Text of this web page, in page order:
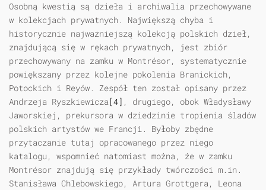
Osobną kwestią są dzieła i archiwalia przechowywane
w kolekcjach prywatnych. Największą chyba i
historycznie najważniejszą kolekcją polskich dzieł,
znajdującą się w rękach prywatnych, jest zbiór
przechowywany na zamku w Montrésor, systematycznie
powiększany przez kolejne pokolenia Branickich,
Potockich i Reyów. Zespół ten został opisany przez
Andrzeja Ryszkiewicza[4] , drugiego, obok Władysławy
Jaworskiej, prekursora w dziedzinie tropienia śladów
polskich artystów we Francji. Byłoby zbędne
przytaczanie tutaj opracowanego przez niego
katalogu, wspomnieć natomiast można, że w zamku
Montrésor znajdują się przykłady twórczości m.in.
Stanisława Chlebowskiego, Artura Grottgera, Leona